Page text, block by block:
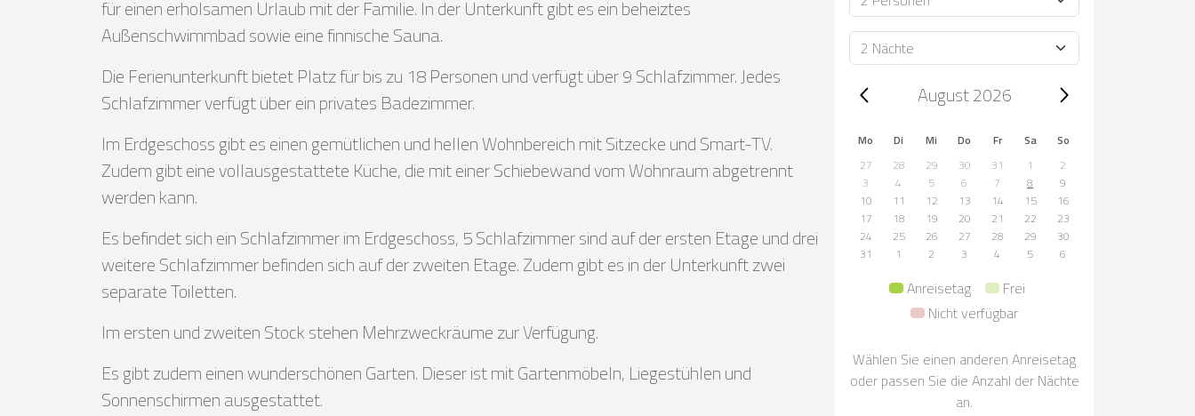
Dauer
Trip dates, August 2026
August 2026
Mo Di Mi Do Fr Sa
So
27
28 29 30 31 1
2
3
4 5 6 7 8
9
10
11 12 13 14 15
16
17
18 19 20 21 22
23
24
25 26 27 28 29
30
31
1 2 3 4 5 6
Anreisetag
Frei
Nicht verfügbar
Wählen Sie einen anderen Anreisetag
oder passen Sie die Anzahl der Nächte
an.
für einen erholsamen Urlaub mit der Familie. In der Unterkunft gibt es ein beheiztes
Außenschwimmbad sowie eine finnische Sauna.
Die Ferienunterkunft bietet Platz für bis zu 18 Personen und verfügt über 9 Schlafzimmer. Jedes
Schlafzimmer verfügt über ein privates Badezimmer.
Im Erdgeschoss gibt es einen gemütlichen und hellen Wohnbereich mit Sitzecke und Smart-TV.
Zudem gibt eine vollausgestattete Küche, die mit einer Schiebewand vom Wohnraum abgetrennt
werden kann.
Es befindet sich ein Schlafzimmer im Erdgeschoss, 5 Schlafzimmer sind auf der ersten Etage und drei
weitere Schlafzimmer befinden sich auf der zweiten Etage. Zudem gibt es in der Unterkunft zwei
separate Toiletten.
Im ersten und zweiten Stock stehen Mehrzweckräume zur Verfügung.
Es gibt zudem einen wunderschönen Garten. Dieser ist mit Gartenmöbeln, Liegestühlen und
Sonnenschirmen ausgestattet.